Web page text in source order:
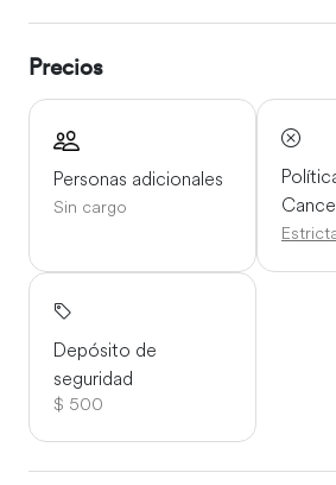
Precios
Personas adicionales
Sin cargo
Depósito de
seguridad
$ 500